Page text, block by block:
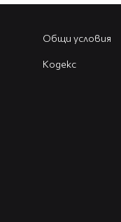
Общи условия
Кодекс